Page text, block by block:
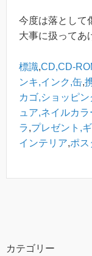
今度は落として
大事に扱ってあ
標識,CD,CD-
ンキ,インク,缶,
カゴ,ショッピン
ュア,ネイルカラ
ラ,プレゼント,
インテリア,ポス
カテゴリー